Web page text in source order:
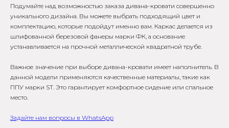
Подумайте над возможностью заказа дивана-кровати совершенно
уникального дизайна. Вы можете выбрать подходящий цвет и
комплектацию, которые подойдут именно вам. Каркас делается из
шлифованной березовой фанеры марки ФК, а основание
устанавливается на прочной металлической квадратной трубе.
Важное значение при выборе дивана-кровати имеет наполнитель. В
данной модели применяются качественные материалы, такие как
ППУ марки ST. Это гарантирует комфортное сидение или спальное
место.
Задайте нам вопросы в WhatsApp